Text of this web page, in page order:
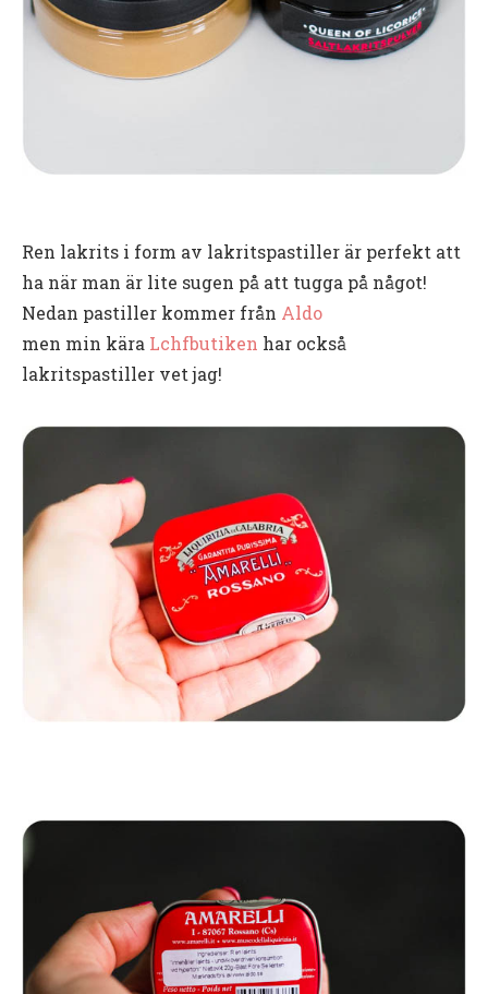
Ren lakrits i form av lakritspastiller är perfekt att
ha när man är lite sugen på att tugga på något!
Nedan pastiller kommer från Aldo
men min kära Lchfbutiken har också
lakritspastiller vet jag!